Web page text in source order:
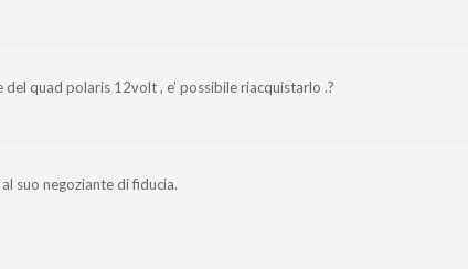
quad polaris 12volt , e’ possibile riacquistarlo .?
suo negoziante di fiducia.